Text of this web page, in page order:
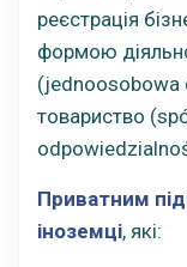
реєстрація
формою
(jednoosobowa
товариство
Приватним
іноземці, які: